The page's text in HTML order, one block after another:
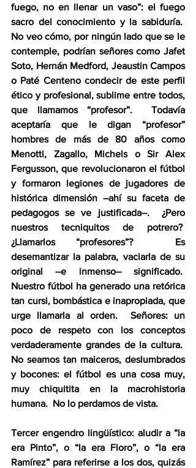
fuego, no en llenar un vaso”: el fuego
sacro del conocimiento y la sabiduría.
No veo cómo, por ningún lado que se le
contemple, podrían señores como Jafet
Soto, Hernán Medford, Jeaustin Campos
o Paté Centeno condecir de este perfil
ético y profesional, sublime entre todos,
que llamamos “profesor”.  Todavía
aceptaría que le digan “profesor”
hombres de más de 80 años como
Menotti, Zagallo, Michels o Sir Alex
Fergusson, que revolucionaron el fútbol
y formaron legiones de jugadores de
histórica dimensión –ahí su faceta de
pedagogos se ve justificada–.  ¿Pero
nuestros tecniquitos de potrero?
¿Llamarlos “profesores”?  Es
desemantizar la palabra, vaciarla de su
original –e inmenso– significado.
Nuestro fútbol ha generado una retórica
tan cursi, bombástica e inapropiada, que
urge llamarla al orden.  Señores: un
poco de respeto con los conceptos
verdaderamente grandes de la cultura.
No seamos tan maiceros, deslumbrados
y bocones: el fútbol es una cosa muy,
muy chiquitita en la macrohistoria
humana.  No lo perdamos de vista.
Tercer engendro lingüístico: aludir a “la
era Pinto”, o “la era Floro”, o “la era
Ramírez” para referirse a los dos, quizás